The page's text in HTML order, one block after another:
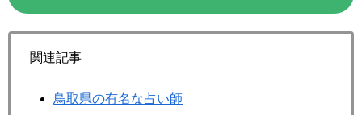
関連記事
鳥取県の有名な占い師